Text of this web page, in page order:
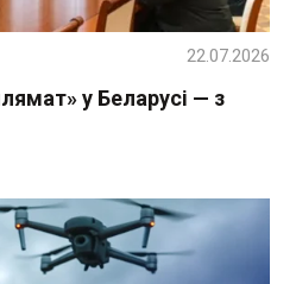
у Беларусі — з
22.07.2026